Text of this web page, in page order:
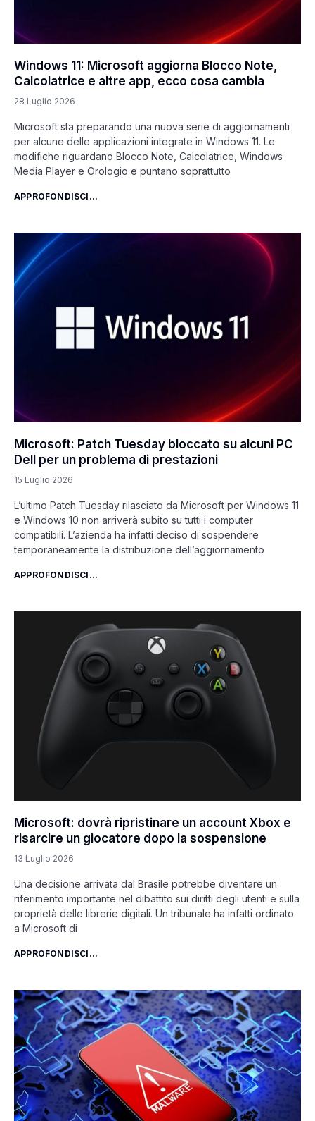
Windows 11: Microsoft aggiorna Blocco Note,
Calcolatrice e altre app, ecco cosa cambia
28 Luglio 2026
Microsoft sta preparando una nuova serie di aggiornamenti
per alcune delle applicazioni integrate in Windows 11. Le
modifiche riguardano Blocco Note, Calcolatrice, Windows
Media Player e Orologio e puntano soprattutto
APPROFONDISCI...
Microsoft: Patch Tuesday bloccato su alcuni PC
Dell per un problema di prestazioni
15 Luglio 2026
L’ultimo Patch Tuesday rilasciato da Microsoft per Windows 11
e Windows 10 non arriverà subito su tutti i computer
compatibili. L’azienda ha infatti deciso di sospendere
temporaneamente la distribuzione dell’aggiornamento
APPROFONDISCI...
Microsoft: dovrà ripristinare un account Xbox e
risarcire un giocatore dopo la sospensione
13 Luglio 2026
Una decisione arrivata dal Brasile potrebbe diventare un
riferimento importante nel dibattito sui diritti degli utenti e sulla
proprietà delle librerie digitali. Un tribunale ha infatti ordinato
a Microsoft di
APPROFONDISCI...